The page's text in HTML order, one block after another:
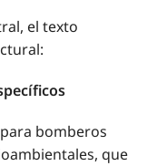
el texto
bomberos
que